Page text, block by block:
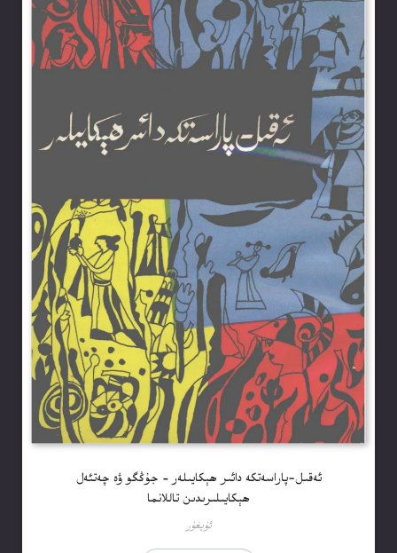
ئەقىل-پاراسەتكە دائىر ھېكايىلەر – جۇڭگو ۋە چەتئەل
ھېكايىلىرىدىن تاللانما
ئۇيغۇر